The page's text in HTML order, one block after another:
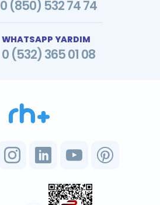
0 (850) 532 74 74
WHATSAPP YARDIM
0 (532) 365 01 08